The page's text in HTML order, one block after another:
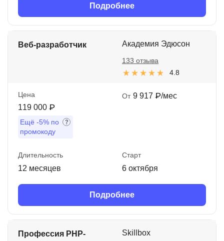
Подробнее
Веб-разработчик Академия Эдюсон
4.8
133 отзыва
Цена
119 000 ₽
Ещё -5% по
промокоду
От 9 917 ₽/мес
Длительность
12 месяцев
Старт
6 октября
Подробнее
Профессия PHP-
Skillbox